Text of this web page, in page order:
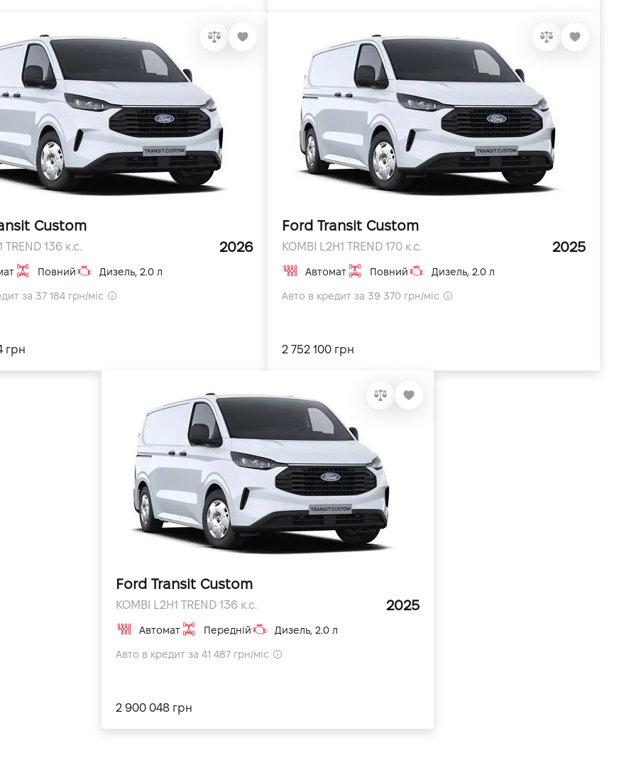
Custom
TREND 136 к.с. 2026
Повний Дизель, 2.0 л
за 37 184 грн/міс
грн
Ford Transit Custom
KOMBI L2H1 TREND 170 к.с. 2025
Автомат Повний Дизель, 2.0 л
Авто в кредит за 39 370 грн/міс
2 752 100 грн
Ford Transit Custom
KOMBI L2H1 TREND 136 к.с. 2025
Автомат Передній Дизель, 2.0 л
Авто в кредит за 41 487 грн/міс
2 900 048 грн